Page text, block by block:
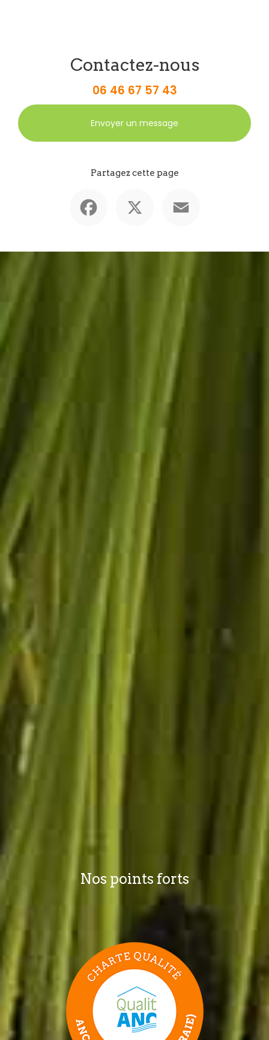
Contactez-nous
06 46 67 57 43
Envoyer un message
Partagez cette page
Nos points forts